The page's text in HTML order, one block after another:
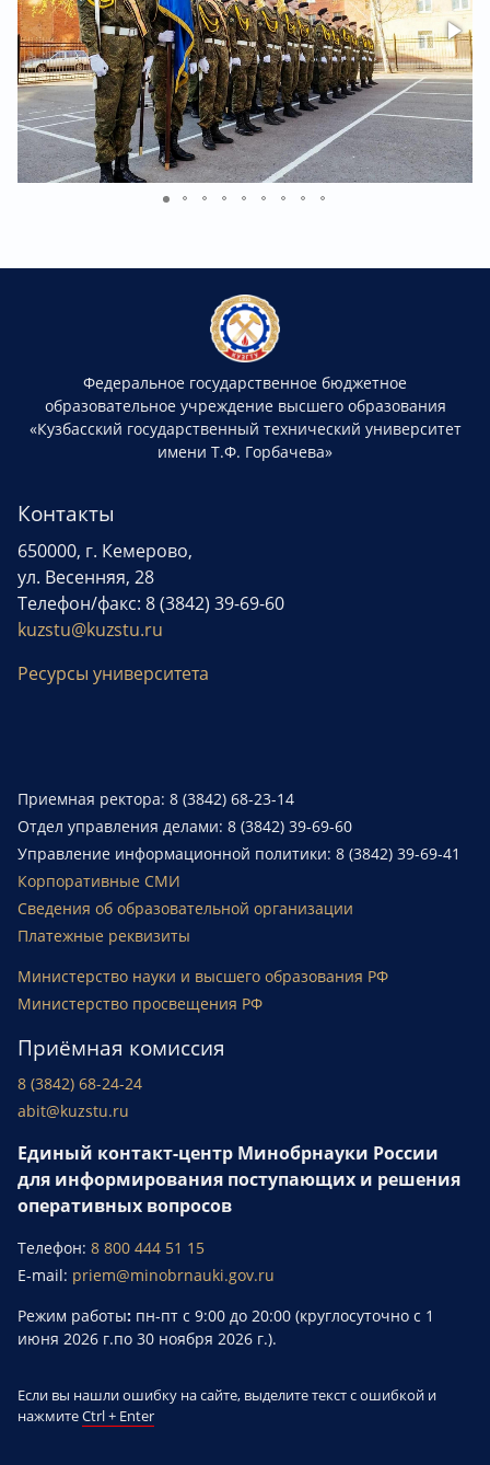
Федеральное государственное бюджетное
образовательное учреждение высшего образования
«Кузбасский государственный технический университет
имени Т.Ф. Горбачева»
Контакты
650000, г. Кемерово,
ул. Весенняя, 28
Телефон/факс: 8 (3842) 39-69-60
kuzstu@kuzstu.ru
Ресурсы университета
Приемная ректора: 8 (3842) 68-23-14
Отдел управления делами: 8 (3842) 39-69-60
Управление информационной политики: 8 (3842) 39-69-41
Корпоративные СМИ
Сведения об образовательной организации
Платежные реквизиты
Министерство науки и высшего образования РФ
Министерство просвещения РФ
Приёмная комиссия
8 (3842) 68-24-24
abit@kuzstu.ru
Единый контакт-центр Минобрнауки России
для информирования поступающих и решения
оперативных вопросов
Телефон: 8 800 444 51 15
E-mail: priem@minobrnauki.gov.ru
Режим работы: пн-пт с 9:00 до 20:00 (круглосуточно с 1
июня 2026 г.по 30 ноября 2026 г.).
Если вы нашли ошибку на сайте, выделите текст с ошибкой и
нажмитеCtrl + Enter